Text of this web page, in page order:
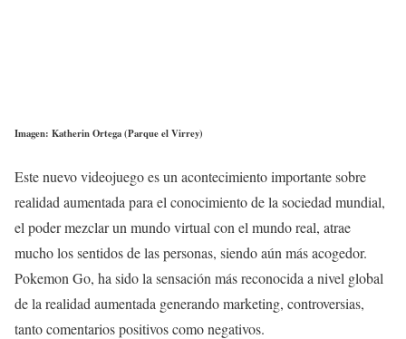
Imagen: Katherin Ortega (Parque el Virrey)
Este nuevo videojuego es un acontecimiento importante sobre
realidad aumentada para el conocimiento de la sociedad mundial,
el poder mezclar un mundo virtual con el mundo real, atrae
mucho los sentidos de las personas, siendo aún más acogedor.
Pokemon Go, ha sido la sensación más reconocida a nivel global
de la realidad aumentada generando marketing, controversias,
tanto comentarios positivos como negativos.